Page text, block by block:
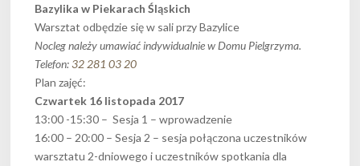
Bazylika w Piekarach Śląskich
Warsztat odbędzie się w sali przy Bazylice
Nocleg należy umawiać indywidualnie w Domu Pielgrzyma.
Telefon:32 281 03 20
Plan zajęć:
Czwartek 16 listopada 2017
13:00 -15:30 – Sesja 1 – wprowadzenie
16:00 – 20:00 – Sesja 2 – sesja połączona uczestników
warsztatu 2-dniowego i uczestników spotkania dla